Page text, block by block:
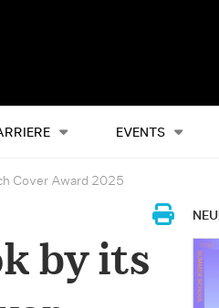
EVENTS
Alles Events
Cover Award 2025
by its